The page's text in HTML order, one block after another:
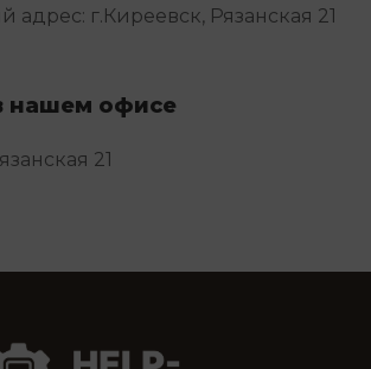
г.Киреевск, Рязанская 21
нашем офисе
21